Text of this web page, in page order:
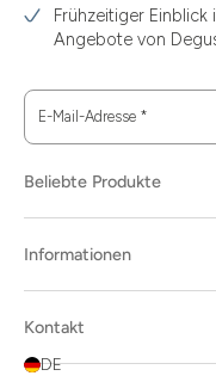
3.58
3.66
30
Frühzeitiger
Angebote von
E-Mail-Adresse *
Beliebte Produkte
Informationen
Kontakt
DE